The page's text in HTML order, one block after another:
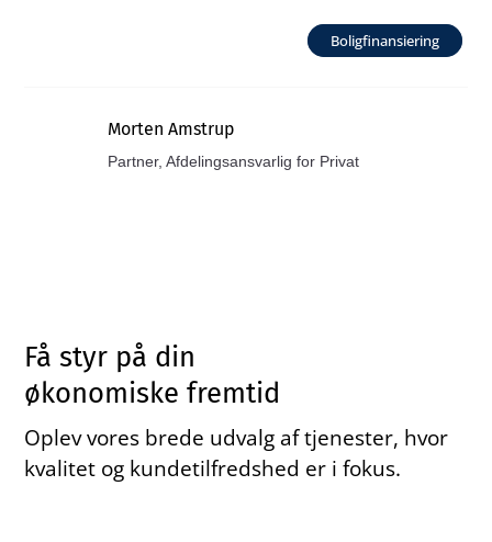
Boligfinansiering
Morten Amstrup
Partner, Afdelingsansvarlig for Privat
Få styr på din
økonomiske fremtid
Oplev vores brede udvalg af tjenester, hvor
kvalitet og kundetilfredshed er i fokus.